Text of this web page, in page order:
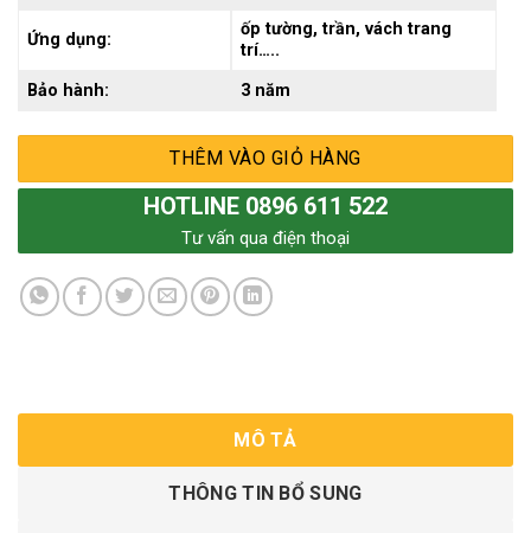
Ứng dụng:
ốp tường, trần, vách trang
trí…..
Bảo hành:
3 năm
THÊM VÀO GIỎ HÀNG
HOTLINE 0896 611 522
Tư vấn qua điện thoại
MÔ TẢ
THÔNG TIN BỔ SUNG